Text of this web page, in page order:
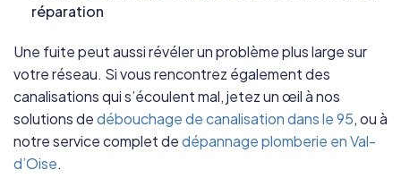
réparation
Une fuite peut aussi révéler un problème plus large sur
votre réseau. Si vous rencontrez également des
canalisations qui s’écoulent mal, jetez un œil à nos
solutions dedébouchage de canalisation dans le 95, ou à
notre service complet dedépannage plomberie en Val-
d’Oise.